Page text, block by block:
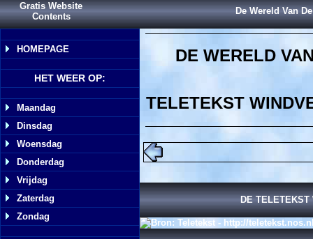
Gratis Website
Contents
De Wereld Van
HOMEPAGE
HET WEER OP:
Maandag
Dinsdag
Woensdag
Donderdag
Vrijdag
Zaterdag
Zondag
DE WERELD
TELETEKST
DE TELETEKST